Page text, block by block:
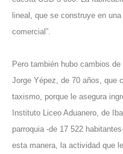
lineal, que se construye en
comercial”.
Pero también hubo cambios
Jorge Yépez, de 70 años, que
taxismo, porque le asegura
Instituto Liceo Aduanero, de
parroquia -de 17 522
esta manera, la actividad que